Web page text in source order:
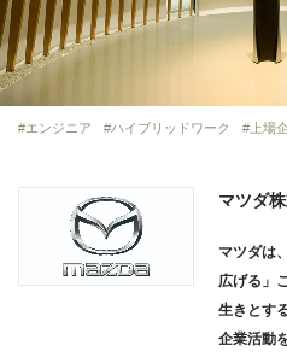
エンジニア ハイブリッドワーク 上場
マツダ
マツダは
広げる」
生きとす
企業活動